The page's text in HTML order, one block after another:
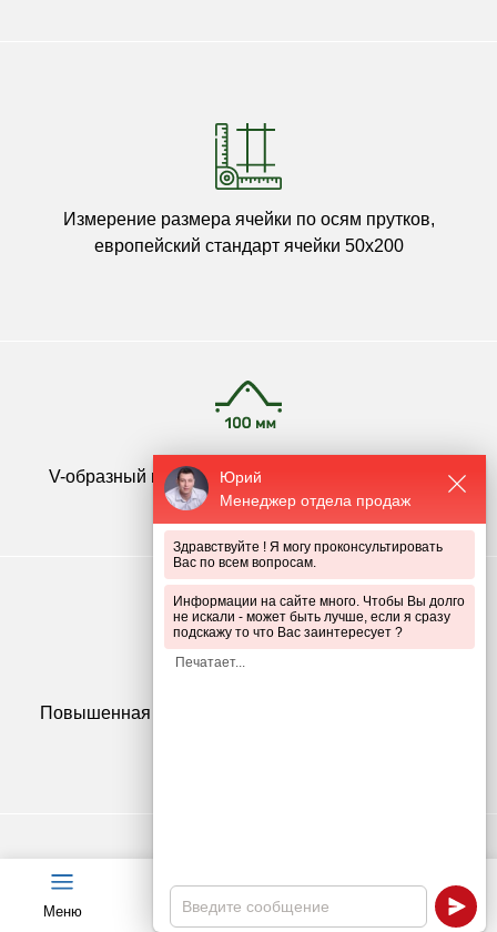
Меню Каталог Калькулятор Чат
Измерение размера ячейки по осям прутков,
европейский стандарт ячейки 50х200
V-образный гиб в 100 мм увеличивает жесткость
конструкции
Повышенная прочность и коррозионная стойкость
Юрий
Менеджер отдела продаж
Здравствуйте ! Я могу проконсультировать
Вас по всем вопросам.
Информации на сайте много. Чтобы Вы долго
не искали - может быть лучше, если я сразу
подскажу то что Вас заинтересует ?